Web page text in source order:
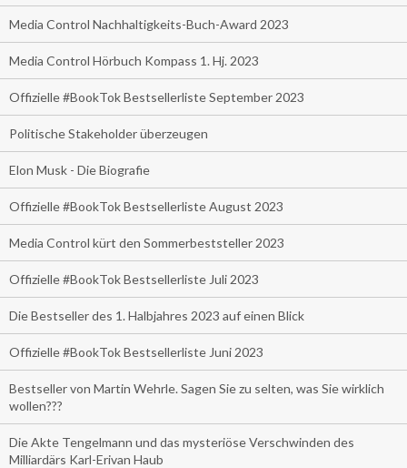
Media Control Nachhaltigkeits-Buch-Award 2023
Media Control Hörbuch Kompass 1. Hj. 2023
Offizielle #BookTok Bestsellerliste September 2023
Politische Stakeholder überzeugen
Elon Musk - Die Biografie
Offizielle #BookTok Bestsellerliste August 2023
Media Control kürt den Sommerbeststeller 2023
Offizielle #BookTok Bestsellerliste Juli 2023
Die Bestseller des 1. Halbjahres 2023 auf einen Blick
Offizielle #BookTok Bestsellerliste Juni 2023
Bestseller von Martin Wehrle. Sagen Sie zu selten, was Sie wirklich
wollen???
Die Akte Tengelmann und das mysteriöse Verschwinden des
Milliardärs Karl-Erivan Haub